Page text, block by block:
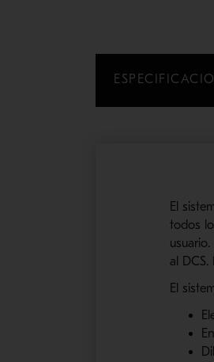
El
todos
usuario.
al
DCS.
El